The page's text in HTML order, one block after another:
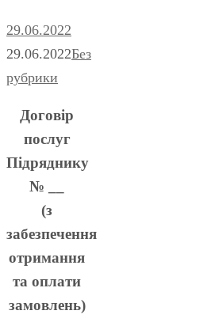
29.06.2022
29.06.2022Без
рубрики
Договір
послуг
Підряднику
№ __
(з
забезпечення
отримання
та оплати
замовлень)